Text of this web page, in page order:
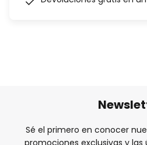
Sé el primero en conocer
promociones exclusivas y